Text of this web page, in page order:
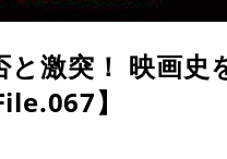
激突！ 映画史
】